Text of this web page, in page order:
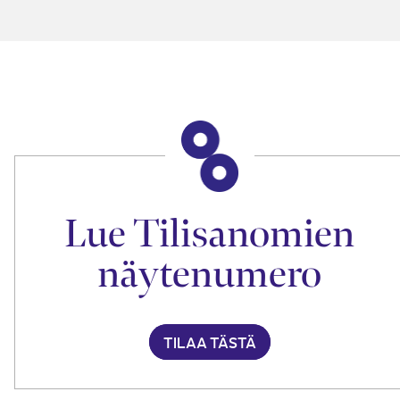
Lue Tilisanomien
näytenumero
TILAA TÄSTÄ